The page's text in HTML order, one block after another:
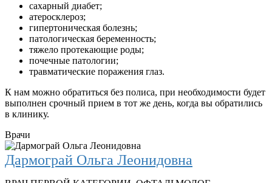
сахарный диабет;
атеросклероз;
гипертоническая болезнь;
патологическая беременность;
тяжело протекающие роды;
почечные патологии;
травматические поражения глаз.
К нам можно обратиться без полиса, при необходимости будет
выполнен срочный прием в тот же день, когда вы обратились
в клинику.
Врачи
Дармограй Ольга Леонидовна